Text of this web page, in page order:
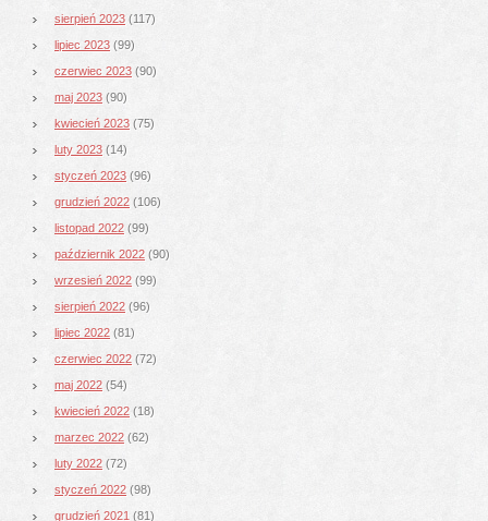
sierpień 2023 (117)
lipiec 2023 (99)
czerwiec 2023 (90)
maj 2023 (90)
kwiecień 2023 (75)
luty 2023 (14)
styczeń 2023 (96)
grudzień 2022 (106)
listopad 2022 (99)
październik 2022 (90)
wrzesień 2022 (99)
sierpień 2022 (96)
lipiec 2022 (81)
czerwiec 2022 (72)
maj 2022 (54)
kwiecień 2022 (18)
marzec 2022 (62)
luty 2022 (72)
styczeń 2022 (98)
grudzień 2021 (81)